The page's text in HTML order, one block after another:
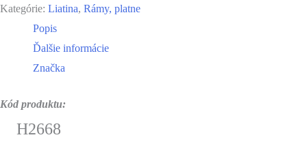
H2668,
760x455
doskou
Kategórie: Liatina, Rámy, platne
Popis
Ďalšie informácie
Značka
Kód produktu:
H2668